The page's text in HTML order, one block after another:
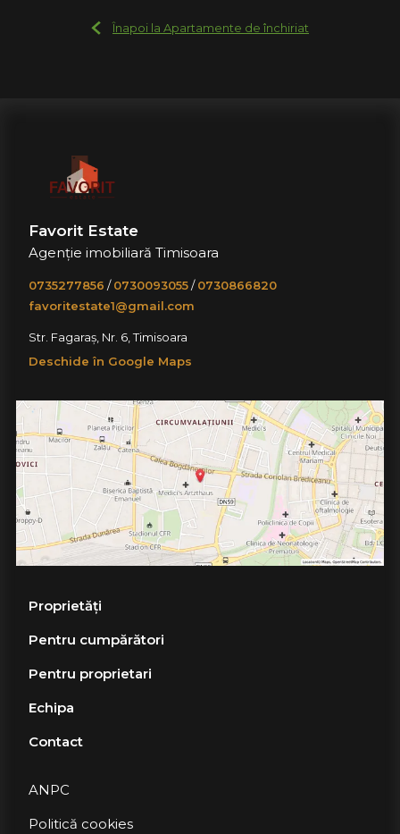
Înapoi la Apartamente de închiriat
Favorit Estate
Agenție imobiliară Timisoara
0735277856 /0730093055/0730866820
favoritestate1@gmail.com
Str. Fagaraș, Nr. 6, Timisoara
Deschide în Google Maps
Proprietăți
Pentru cumpărători
Pentru proprietari
Echipa
Contact
ANPC
Politică cookies